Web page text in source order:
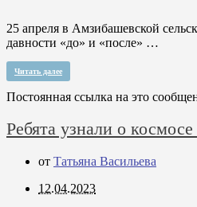
25 апреля в Амзибашевской
давности «до» и «после» …
Читать далее
Постоянная ссылка на это
Ребята узнали о
от Татьяна Васильева
12.04.2023